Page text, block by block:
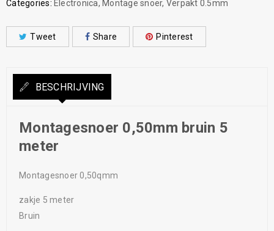
Categories: Electronica, Montage snoer, Verpakt 0.5mm
Tweet Share Pinterest
BESCHRIJVING
Montagesnoer 0,50mm bruin 5
meter
Montagesnoer 0,50qmm
zakje 5 meter
Bruin